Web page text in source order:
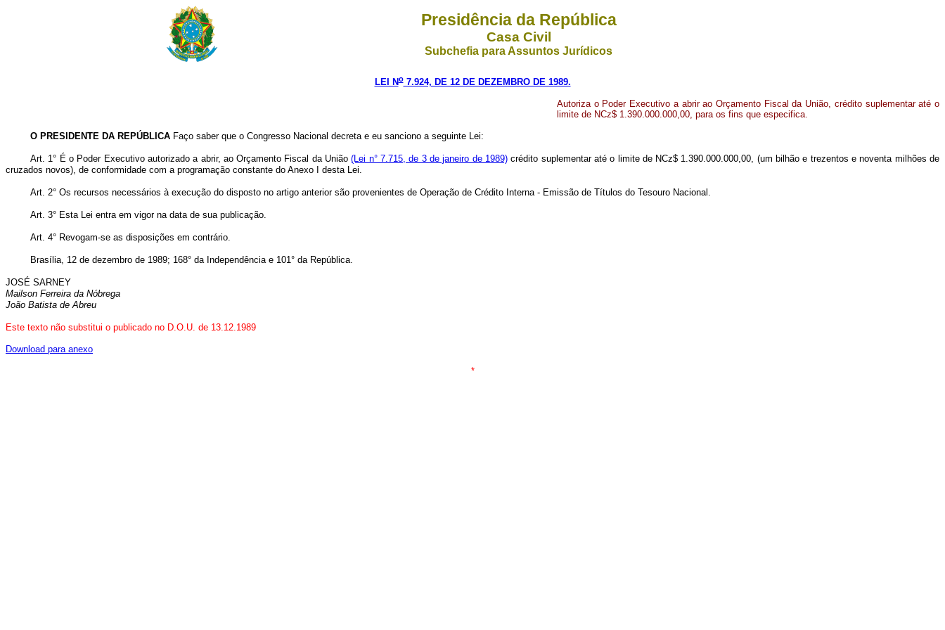
Presidência da República
Casa Civil
Subchefia para Assuntos Jurídicos
LEI No7.924, DE 12 DE DEZEMBRO DE 1989.
Autoriza o Poder Executivo a abrir ao Orçamento Fiscal da União, crédito suplementar até o
limite de NCz$ 1.390.000.000,00, para os fins que especifica.
O PRESIDENTE DA REPÚBLICA Faço saber que o Congresso Nacional decreta e eu sanciono a seguinte Lei:
Art. 1° É o Poder Executivo autorizado a abrir, ao Orçamento Fiscal da União(Lei n° 7.715, de 3 de janeiro de 1989)crédito suplementar até o limite de NCz$ 1.390.000.000,00, (um bilhão e trezentos e noventa milhões de
cruzados novos), de conformidade com a programação constante do Anexo I desta Lei.
Art. 2° Os recursos necessários à execução do disposto no artigo anterior são provenientes de Operação de Crédito Interna - Emissão de Títulos do Tesouro Nacional.
Art. 3° Esta Lei entra em vigor na data de sua publicação.
Art. 4° Revogam-se as disposições em contrário.
Brasília, 12 de dezembro de 1989; 168° da Independência e 101° da República.
JOSÉ SARNEY
Mailson Ferreira da Nóbrega
João Batista de Abreu
Este texto não substitui o publicado no D.O.U. de 13.12.1989
Download para anexo
*